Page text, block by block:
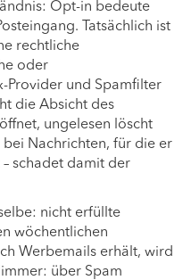
Opt-in bedeute
Tatsächlich ist
rechtliche
oder
Provider und Spamfilter
die Absicht des
ungelesen löscht
Nachrichten, für die er
schadet damit der
nicht erfüllte
wöchentlichen
Werbemails erhält, wird
über Spam